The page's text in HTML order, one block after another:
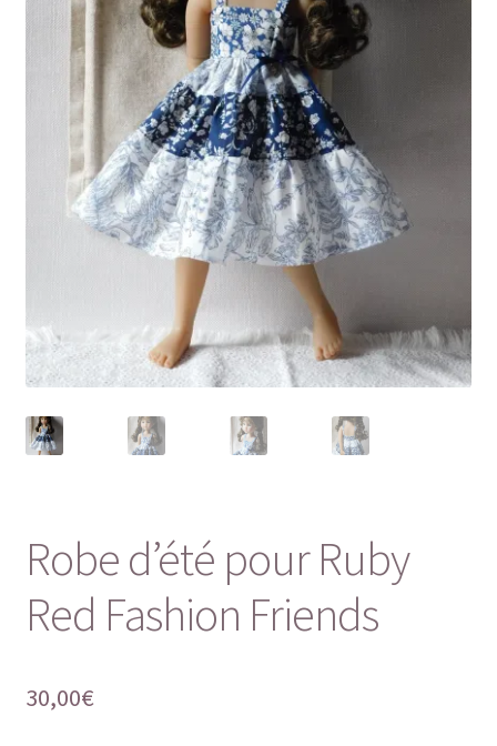
Panier
Politique de confidentialité
Politique de cookies (UE)
Validation de la commande
Robe d’été pour Ruby
Red Fashion Friends
30,00€